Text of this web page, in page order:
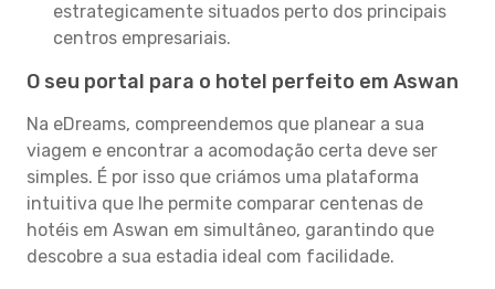
estrategicamente situados perto dos principais
centros empresariais.
O seu portal para o hotel perfeito em Aswan
Na eDreams, compreendemos que planear a sua
viagem e encontrar a acomodação certa deve ser
simples. É por isso que criámos uma plataforma
intuitiva que lhe permite comparar centenas de
hotéis em Aswan em simultâneo, garantindo que
descobre a sua estadia ideal com facilidade.